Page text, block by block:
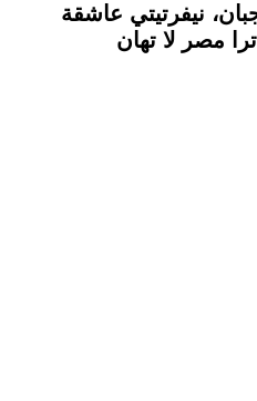
نيفرتيتي عاشقة
مصر لا تهان